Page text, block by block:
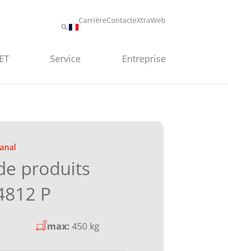
CarrièreContacteXtraWeb
Service Entreprise
produits
P
max: 450 kg